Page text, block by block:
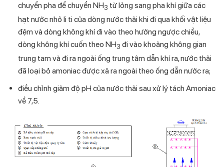
chuyển pha để chuyển NH3 từ lỏng sang pha khí giữa các
hạt nước nhỏ li ti của dòng nước thải khi đi qua khối vật liệu
đệm và dòng không khí đi vào theo hướng ngược chiều,
dòng không khí cuốn theo NH3 đi vào khoảng không gian
trung tam và đi ra ngoài ống trung tâm dẫn khí ra, nước thải
đã loại bỏ amoniac được xả ra ngoài theo ống dẫn nước ra;
điều chỉnh giảm độ pH của nước thải sau xử lý tách Amoniac
về 7,5.